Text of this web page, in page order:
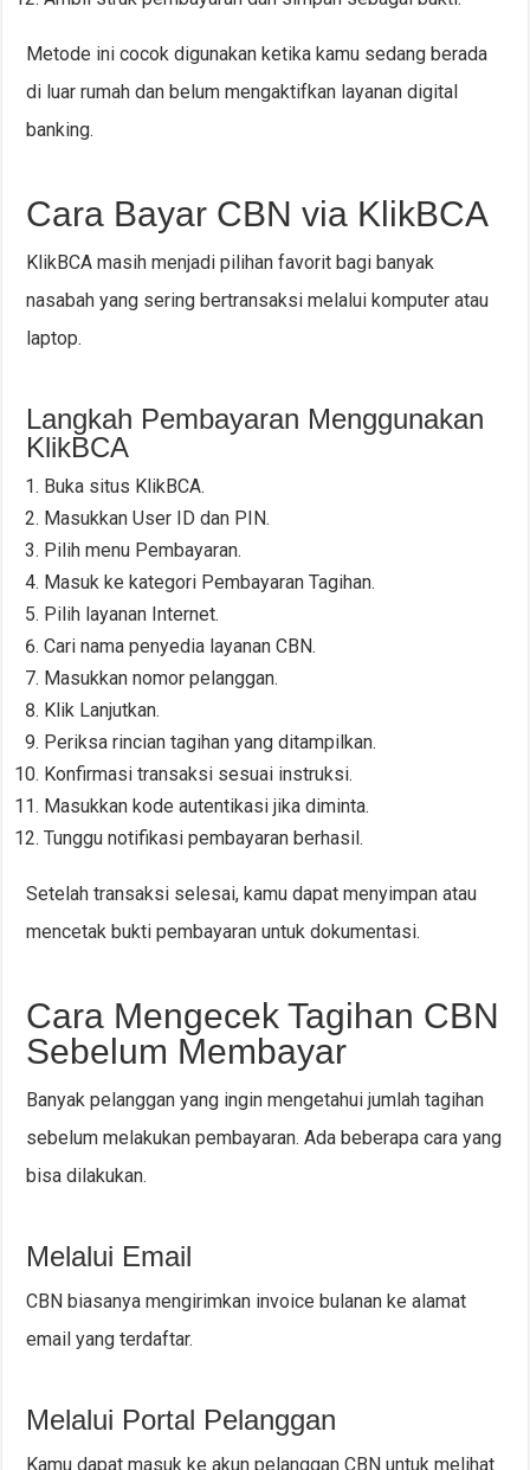
Metode ini cocok digunakan ketika kamu sedang berada
di luar rumah dan belum mengaktifkan layanan digital
banking.
Cara Bayar CBN via KlikBCA
KlikBCA masih menjadi pilihan favorit bagi banyak
nasabah yang sering bertransaksi melalui komputer atau
laptop.
Langkah Pembayaran Menggunakan
KlikBCA
Buka situs KlikBCA.
Masukkan User ID dan PIN.
Pilih menu Pembayaran.
Masuk ke kategori Pembayaran Tagihan.
Pilih layanan Internet.
Cari nama penyedia layanan CBN.
Masukkan nomor pelanggan.
Klik Lanjutkan.
Periksa rincian tagihan yang ditampilkan.
Konfirmasi transaksi sesuai instruksi.
Masukkan kode autentikasi jika diminta.
Tunggu notifikasi pembayaran berhasil.
Setelah transaksi selesai, kamu dapat menyimpan atau
mencetak bukti pembayaran untuk dokumentasi.
Cara Mengecek Tagihan CBN
Sebelum Membayar
Banyak pelanggan yang ingin mengetahui jumlah tagihan
sebelum melakukan pembayaran. Ada beberapa cara yang
bisa dilakukan.
Melalui Email
CBN biasanya mengirimkan invoice bulanan ke alamat
email yang terdaftar.
Melalui Portal Pelanggan
Kamu dapat masuk ke akun pelanggan CBN untuk melihat